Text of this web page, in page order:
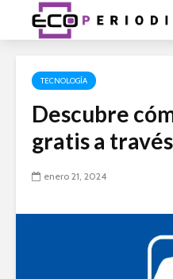
TECNOLOGÍA
Descubre
gratis a
enero 21, 2024